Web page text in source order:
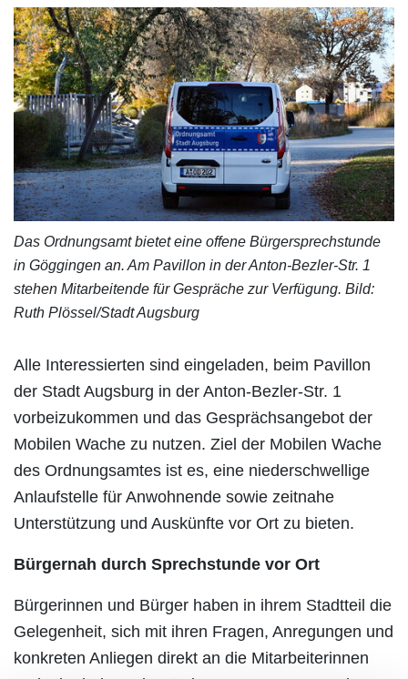
Das Ordnungsamt bietet eine offene Bürgersprechstunde
in Göggingen an. Am Pavillon in der Anton-Bezler-Str. 1
stehen Mitarbeitende für Gespräche zur Verfügung. Bild:
Ruth Plössel/Stadt Augsburg
Alle Interessierten sind eingeladen, beim Pavillon
der Stadt Augsburg in der Anton-Bezler-Str. 1
vorbeizukommen und das Gesprächsangebot der
Mobilen Wache zu nutzen. Ziel der Mobilen Wache
des Ordnungsamtes ist es, eine niederschwellige
Anlaufstelle für Anwohnende sowie zeitnahe
Unterstützung und Auskünfte vor Ort zu bieten.
Bürgernah durch Sprechstunde vor Ort
Bürgerinnen und Bürger haben in ihrem Stadtteil die
Gelegenheit, sich mit ihren Fragen, Anregungen und
konkreten Anliegen direkt an die Mitarbeiterinnen